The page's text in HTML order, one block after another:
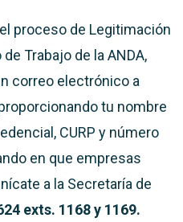
proceso de Legitimación
Trabajo de la ANDA,
correo electrónico a
tu nombre
CURP y número
en que empresas
a la Secretaría de
exts. 1168 y 1169.